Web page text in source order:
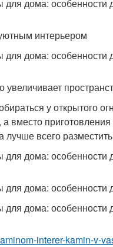
интерьером
у открытого
приготовления
всего
interer-kamin-v-